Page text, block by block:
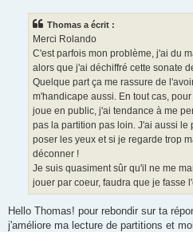
Thomas a écrit :
Merci Rolando
C'est parfois mon problème, j'ai du
alors que j'ai déchiffré cette sonate
Quelque part ça me rassure de
m'handicape aussi. En tout cas,
joue en public, j'ai tendance à me
pas la partition pas loin. J'ai aussi le
poser les yeux et si je regarde trop
déconner !
Je suis quasiment sûr qu'il ne me
jouer par coeur, faudra que je fasse
Hello Thomas! pour rebondir sur ta
j'améliore ma lecture de partitions et